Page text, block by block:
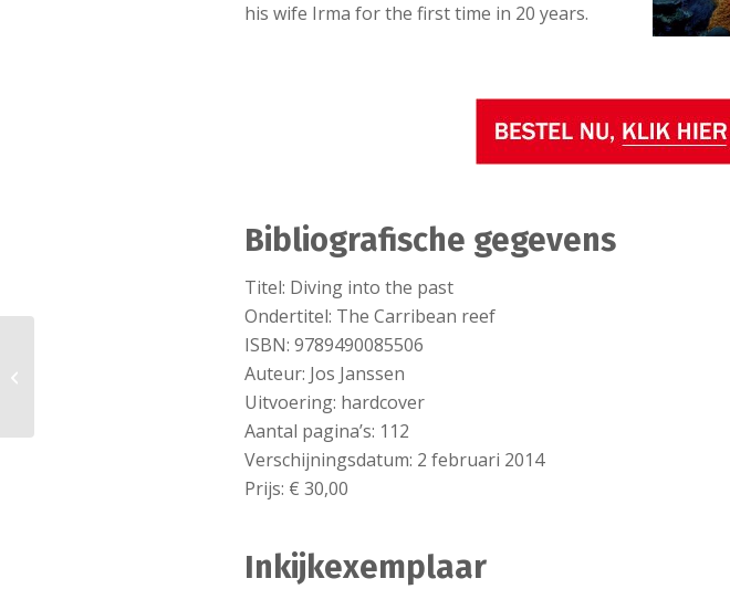
his wife Irma for the first time in 20 years.
Bibliografische gegevens
Titel: Diving into the past
Ondertitel: The Carribean reef
ISBN: 9789490085506
Auteur: Jos Janssen
Uitvoering: hardcover
Aantal pagina’s: 112
Verschijningsdatum: 2 februari 2014
Prijs: € 30,00
Inkijkexemplaar